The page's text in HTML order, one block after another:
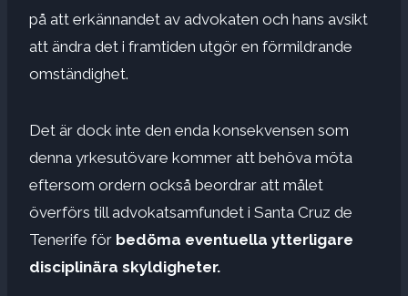
på att erkännandet av advokaten och hans avsikt
att ändra det i framtiden utgör en förmildrande
omständighet.
Det är dock inte den enda konsekvensen som
denna yrkesutövare kommer att behöva möta
eftersom ordern också beordrar att målet
överförs till advokatsamfundet i Santa Cruz de
Tenerife för bedöma eventuella ytterligare
disciplinära skyldigheter.